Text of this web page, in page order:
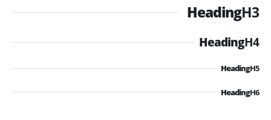
HeadingH3
HeadingH4
HeadingH5
HeadingH6